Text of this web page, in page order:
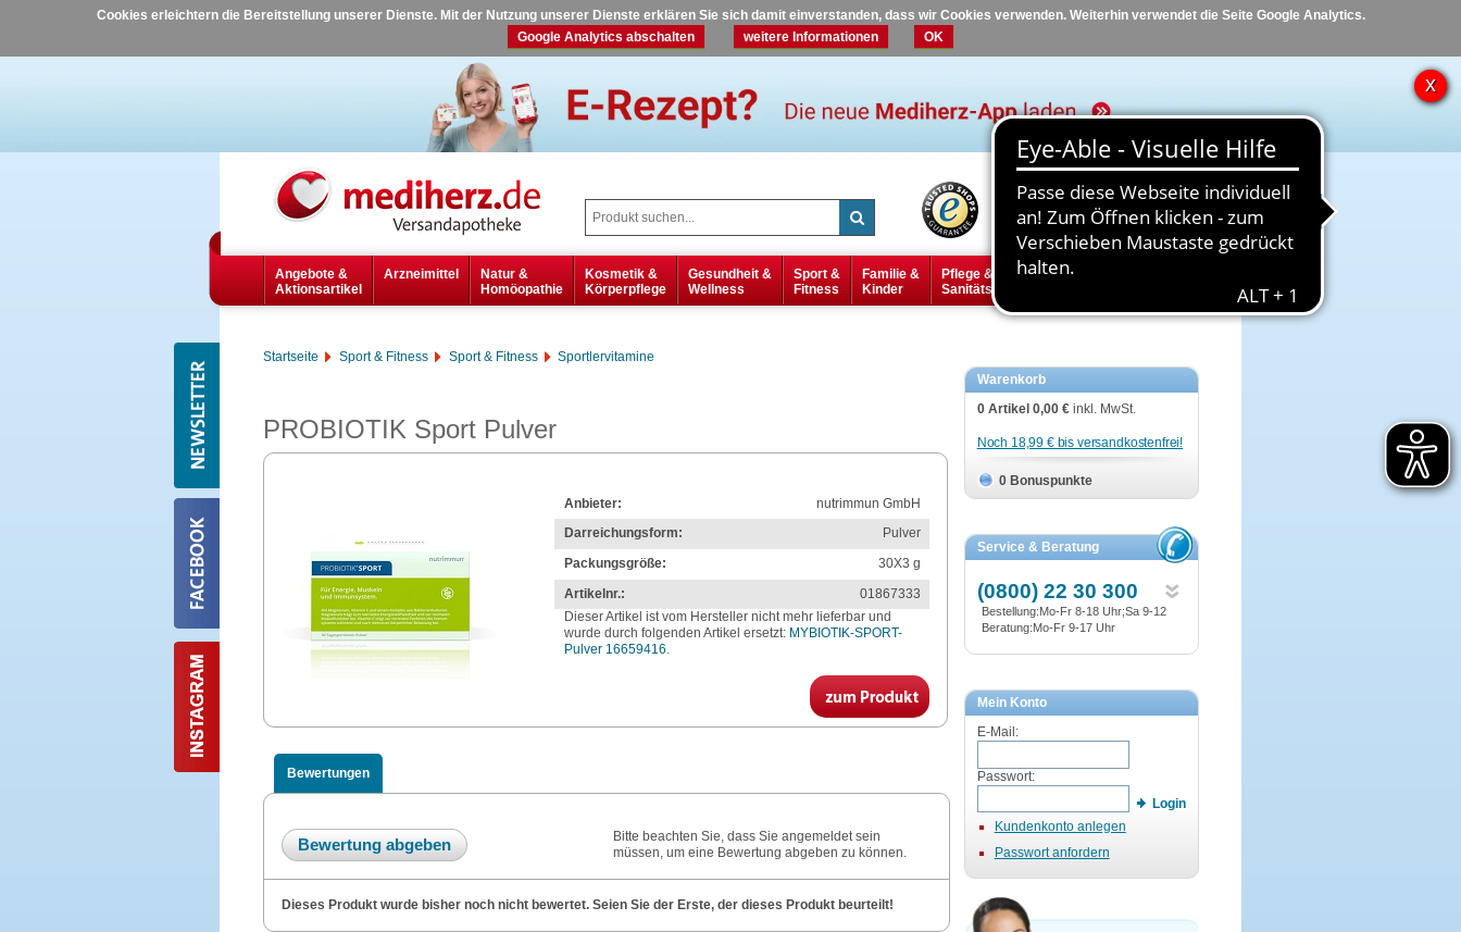
Cookies erleichtern die Bereitstellung unserer Dienste. Mit der Nutzung unserer Dienste erklären Sie sich damit einverstanden, dass wir Cookies verwenden. Weiterhin verwendet die Seite Google Analytics.
Google Analytics abschalten
weitere Informationen OK
Hilfe Kontakt
Angebote &
Aktionsartikel
Arzneimittel
Natur &
Homöopathie
Kosmetik &
Körperpflege
Gesundheit &
Wellness
Sport &
Fitness
Familie &
Kinder
Pflege &
Sanitätsbedarf
Diabetes
Startseite Sport & Fitness Sport & Fitness Sportlervitamine
PROBIOTIK Sport Pulver
Anbieter:
nutrimmun GmbH
Darreichungsform:
Pulver
Packungsgröße:
30X3 g
Artikelnr.:
01867333
Dieser Artikel ist vom Hersteller nicht mehr lieferbar und
wurde durch folgenden Artikel ersetzt: MYBIOTIK-SPORT-
Pulver 16659416.
Bewertungen
Bewertung abgeben
Bitte beachten Sie, dass Sie angemeldet sein
müssen, um eine Bewertung abgeben zu können.
Dieses Produkt wurde bisher noch nicht bewertet. Seien Sie der Erste, der dieses Produkt beurteilt!
Warenkorb
0 Artikel 0,00 € inkl. MwSt.
Noch 18,99 € bis versandkostenfrei!
0 Bonuspunkte
Service & Beratung
(0800) 22 30 300
Bestellung:Mo-Fr 8-18 Uhr;Sa 9-12
Beratung:Mo-Fr 9-17 Uhr
Mein Konto
E-Mail:
Passwort:
Login
Kundenkonto anlegen
Passwort anfordern